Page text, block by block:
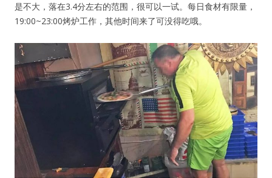
是不大，落在3.4分左右的范围，很可以一试。每日食材有限量，
19:00~23:00烤炉工作，其他时间来了可没得吃哦。